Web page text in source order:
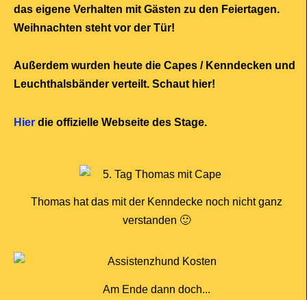
das eigene Verhalten mit Gästen zu den Feiertagen.
Weihnachten steht vor der Tür!
Außerdem wurden heute die Capes / Kenndecken und
Leuchthalsbänder verteilt. Schaut hier!
Hier die offizielle Webseite des Stage.
Thomas hat das mit der Kenndecke noch nicht ganz
verstanden 🙂
Am Ende dann doch...